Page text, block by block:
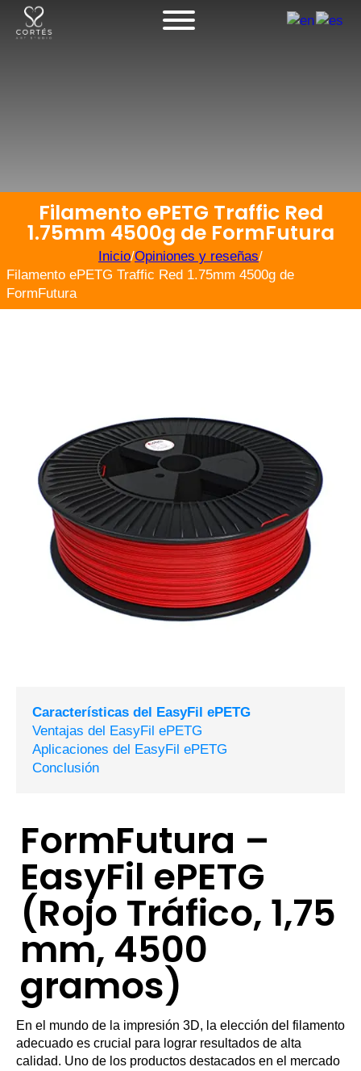
Filamento ePETG Traffic Red
1.75mm 4500g de FormFutura
Inicio/Opiniones y reseñas/
Filamento ePETG Traffic Red 1.75mm 4500g de
FormFutura
Características del EasyFil ePETG
Ventajas del EasyFil ePETG
Aplicaciones del EasyFil ePETG
Conclusión
FormFutura –
EasyFil ePETG
(Rojo Tráfico, 1,75
mm, 4500
gramos)
En el mundo de la impresión 3D, la elección del filamento
adecuado es crucial para lograr resultados de alta
calidad. Uno de los productos destacados en el mercado